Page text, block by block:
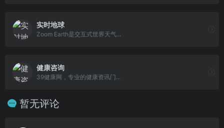
实时地球
Zoom Earth是交互式世界天气...
健康咨询
39健康网，专业的健康资讯门...
暂无评论